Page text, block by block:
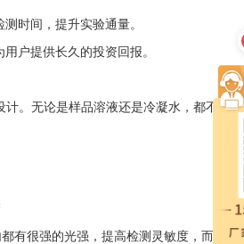
时间，提升实验通量。
户提供长久的投资回报。
。无论是样品溶液还是冷凝水，都不会渗
有很强的光强，提高检测灵敏度，而且不